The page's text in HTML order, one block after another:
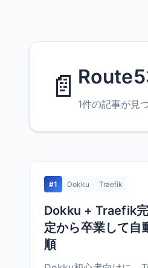
📄 1件の記事が見
#1 Dokku Traefik
Dokku + Traefik
定から卒業して自
順